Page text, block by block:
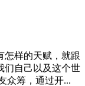
怎样的天赋，就跟
们自己以及这个世
众筹，通过开...